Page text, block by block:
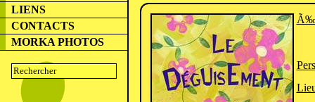
LIENS
CONTACTS
MORKA PHOTOS